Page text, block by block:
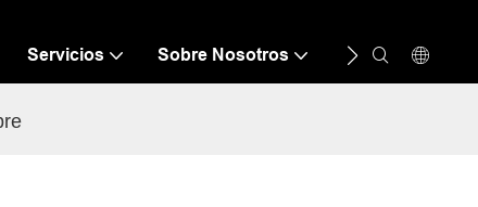
Servicios Sobre Nosotros Recurso